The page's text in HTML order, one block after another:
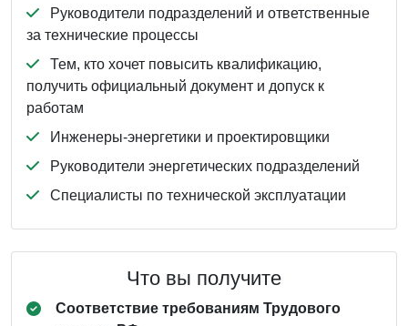
Руководители подразделений и ответственные
за технические процессы
Тем, кто хочет повысить квалификацию,
получить официальный документ и допуск к
работам
Инженеры‑энергетики и проектировщики
Руководители энергетических подразделений
Специалисты по технической эксплуатации
Что вы получите
Соответствие требованиям Трудового